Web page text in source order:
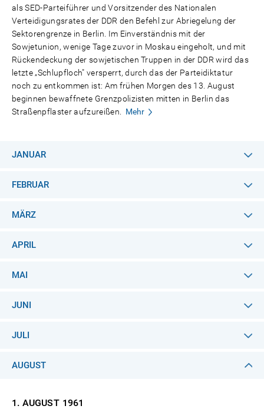
als SED-Parteiführer und Vorsitzender des Nationalen
Verteidigungsrates der DDR den Befehl zur Abriegelung der
Sektorengrenze in Berlin. Im Einverständnis mit der
Sowjetunion, wenige Tage zuvor in Moskau eingeholt, und mit
Rückendeckung der sowjetischen Truppen in der DDR wird das
letzte „Schlupfloch" versperrt, durch das der Parteidiktatur
noch zu entkommen ist: Am frühen Morgen des 13. August
beginnen bewaffnete Grenzpolizisten mitten in Berlin das
Straßenpflaster aufzureißen.
Mehr
JANUAR
FEBRUAR
MÄRZ
APRIL
MAI
JUNI
JULI
AUGUST
1. AUGUST 1961